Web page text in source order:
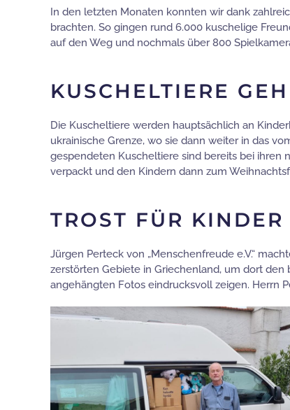
In den letzten Monaten konnten wir dank
brachten. So gingen rund 6.000 kuschelige
auf den Weg und nochmals über 800
KUSCHELTIERE
Die Kuscheltiere werden hauptsächlich an
ukrainische Grenze, wo sie dann weiter in das
gespendeten Kuscheltiere sind bereits bei ihren
verpackt und den Kindern dann zum
TROST FÜR
Jürgen Perteck von „Menschenfreude e.V.“
zerstörten Gebiete in Griechenland, um dort
angehängten Fotos eindrucksvoll zeigen. Herrn